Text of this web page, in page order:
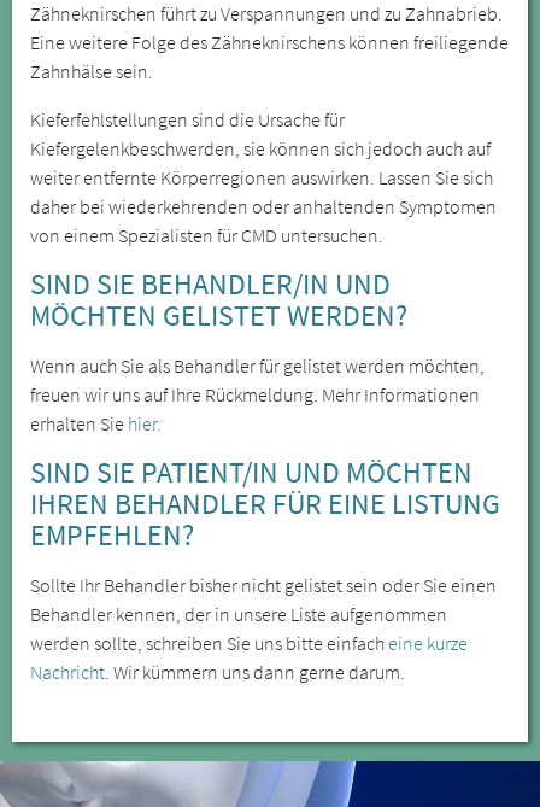
Zähneknirschen führt zu Verspannungen und zu Zahnabrieb.
Eine weitere Folge des Zähneknirschens können freiliegende
Zahnhälse sein.
Kieferfehlstellungen sind die Ursache für
Kiefergelenkbeschwerden, sie können sich jedoch auch auf
weiter entfernte Körperregionen auswirken. Lassen Sie sich
daher bei wiederkehrenden oder anhaltenden Symptomen
von einem Spezialisten für CMD untersuchen.
SIND SIE BEHANDLER/IN UND
MÖCHTEN GELISTET WERDEN?
Wenn auch Sie als Behandler für gelistet werden möchten,
freuen wir uns auf Ihre Rückmeldung. Mehr Informationen
erhalten Sie hier.
SIND SIE PATIENT/IN UND MÖCHTEN
IHREN BEHANDLER FÜR EINE LISTUNG
EMPFEHLEN?
Sollte Ihr Behandler bisher nicht gelistet sein oder Sie einen
Behandler kennen, der in unsere Liste aufgenommen
werden sollte, schreiben Sie uns bitte einfacheine kurze
Nachricht. Wir kümmern uns dann gerne darum.